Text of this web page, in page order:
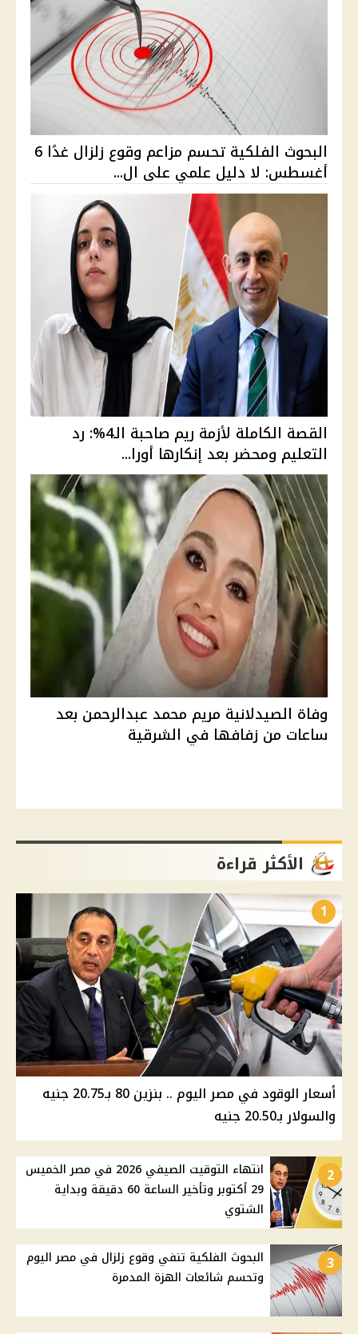
البحوث الفلكية تحسم مزاعم وقوع زلزال غدًا 6
أغسطس: لا دليل علمي على ال...
القصة الكاملة لأزمة ريم صاحبة الـ4%: رد
التعليم ومحضر بعد إنكارها أورا...
وفاة الصيدلانية مريم محمد عبدالرحمن بعد
ساعات من زفافها في الشرقية
الأكثر قراءة
1
أسعار الوقود في مصر اليوم .. بنزين 80 بـ20.75 جنيه
والسولار بـ20.50 جنيه
2
انتهاء التوقيت الصيفي 2026 في مصر الخميس
29 أكتوبر وتأخير الساعة 60 دقيقة وبداية
الشتوي
3
البحوث الفلكية تنفي وقوع زلزال في مصر اليوم
وتحسم شائعات الهزة المدمرة